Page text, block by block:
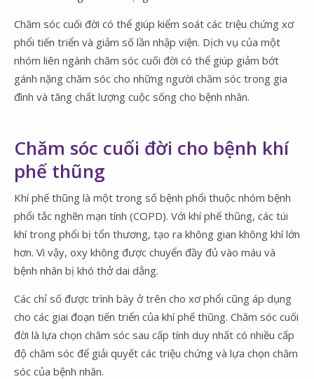
Chăm sóc cuối đời có thể giúp kiểm soát các triệu chứng xơ
phổi tiến triển và giảm số lần nhập viện. Dịch vụ của một
nhóm liên ngành chăm sóc cuối đời có thể giúp giảm bớt
gánh nặng chăm sóc cho những người chăm sóc trong gia
đình và tăng chất lượng cuộc sống cho bệnh nhân.
Chăm sóc cuối đời cho bệnh khí
phế thũng
Khí phế thũng là một trong số bệnh phổi thuộc nhóm bệnh
phổi tắc nghẽn mạn tính (COPD). Với khí phế thũng, các túi
khí trong phổi bị tổn thương, tạo ra không gian không khí lớn
hơn. Vì vậy, oxy không được chuyển đầy đủ vào máu và
bệnh nhân bị khó thở dai dẳng.
Các chỉ số được trình bày ở trên cho xơ phổi cũng áp dụng
cho các giai đoạn tiến triển của khí phế thũng. Chăm sóc cuối
đời là lựa chọn chăm sóc sau cấp tính duy nhất có nhiều cấp
độ chăm sóc để giải quyết các triệu chứng và lựa chọn chăm
sóc của bệnh nhân.